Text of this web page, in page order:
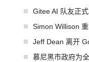
Gitee AI 队友正
Simon Willison
Jeff Dean 离开
慕尼黑市政府为